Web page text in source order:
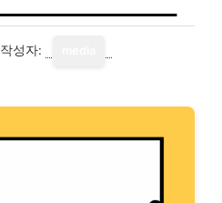
작성자: